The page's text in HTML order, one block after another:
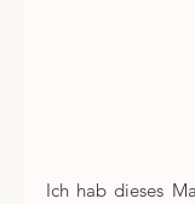
Ich hab dieses